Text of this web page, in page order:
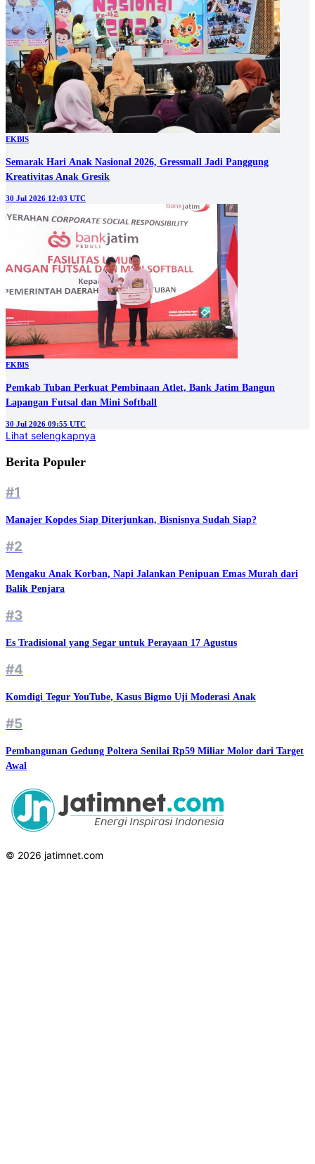
EKBIS
Semarak Hari Anak Nasional 2026, Gressmall Jadi Panggung
Kreativitas Anak Gresik
30 Jul 2026 12:03 UTC
EKBIS
Pemkab Tuban Perkuat Pembinaan Atlet, Bank Jatim Bangun
Lapangan Futsal dan Mini Softball
30 Jul 2026 09:55 UTC
Lihat selengkapnya
Berita Populer
#1
Manajer Kopdes Siap Diterjunkan, Bisnisnya Sudah Siap?
#2
Mengaku Anak Korban, Napi Jalankan Penipuan Emas Murah dari
Balik Penjara
#3
Es Tradisional yang Segar untuk Perayaan 17 Agustus
#4
Komdigi Tegur YouTube, Kasus Bigmo Uji Moderasi Anak
#5
Pembangunan Gedung Poltera Senilai Rp59 Miliar Molor dari Target
Awal
© 2026 jatimnet.com